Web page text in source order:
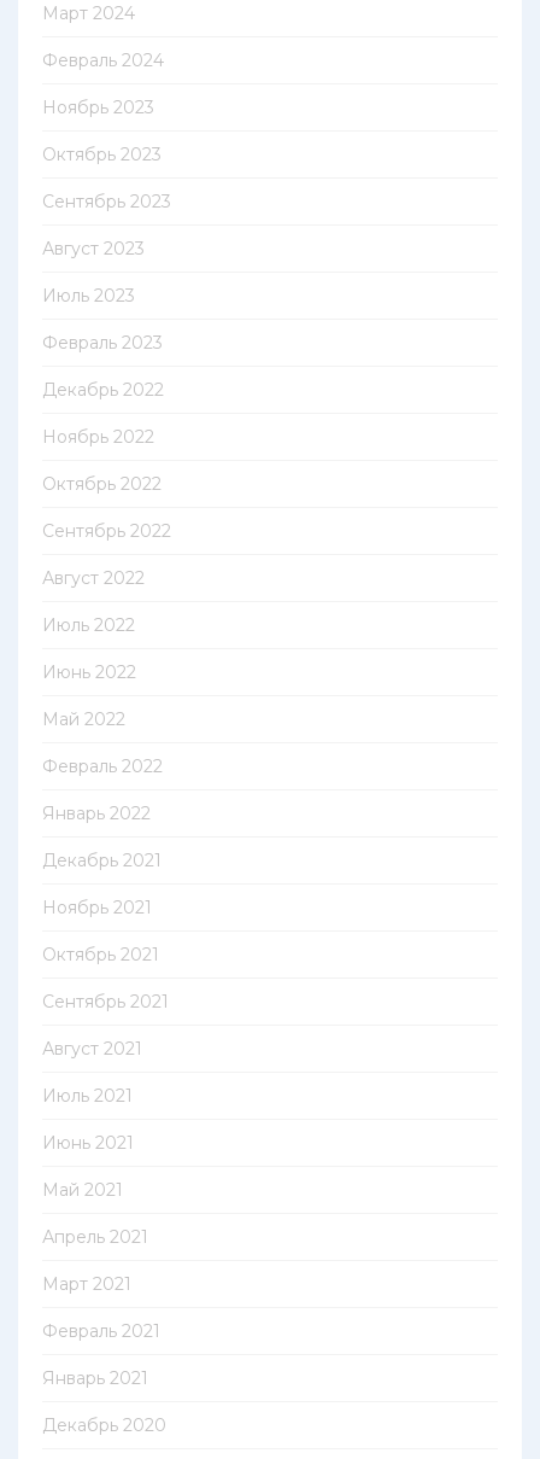
Март 2024
Февраль 2024
Ноябрь 2023
Октябрь 2023
Сентябрь 2023
Август 2023
Июль 2023
Февраль 2023
Декабрь 2022
Ноябрь 2022
Октябрь 2022
Сентябрь 2022
Август 2022
Июль 2022
Июнь 2022
Май 2022
Февраль 2022
Январь 2022
Декабрь 2021
Ноябрь 2021
Октябрь 2021
Сентябрь 2021
Август 2021
Июль 2021
Июнь 2021
Май 2021
Апрель 2021
Март 2021
Февраль 2021
Январь 2021
Декабрь 2020